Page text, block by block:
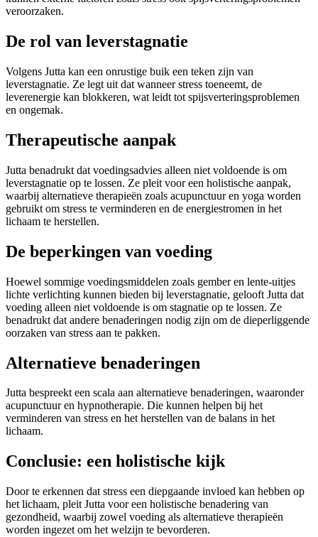
veroorzaken.
De rol van leverstagnatie
Volgens Jutta kan een onrustige buik een teken zijn van
leverstagnatie. Ze legt uit dat wanneer stress toeneemt, de
leverenergie kan blokkeren, wat leidt tot spijsverteringsproblemen
en ongemak.
Therapeutische aanpak
Jutta benadrukt dat voedingsadvies alleen niet voldoende is om
leverstagnatie op te lossen. Ze pleit voor een holistische aanpak,
waarbij alternatieve therapieën zoals acupunctuur en yoga worden
gebruikt om stress te verminderen en de energiestromen in het
lichaam te herstellen.
De beperkingen van voeding
Hoewel sommige voedingsmiddelen zoals gember en lente-uitjes
lichte verlichting kunnen bieden bij leverstagnatie, gelooft Jutta dat
voeding alleen niet voldoende is om stagnatie op te lossen. Ze
benadrukt dat andere benaderingen nodig zijn om de dieperliggende
oorzaken van stress aan te pakken.
Alternatieve benaderingen
Jutta bespreekt een scala aan alternatieve benaderingen, waaronder
acupunctuur en hypnotherapie. Die kunnen helpen bij het
verminderen van stress en het herstellen van de balans in het
lichaam.
Conclusie: een holistische kijk
Door te erkennen dat stress een diepgaande invloed kan hebben op
het lichaam, pleit Jutta voor een holistische benadering van
gezondheid, waarbij zowel voeding als alternatieve therapieën
worden ingezet om het welzijn te bevorderen.